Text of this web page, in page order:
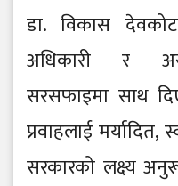
डा. विकास
अधिकारी र
सरसफाइमा साथ
प्रवाहलाई मर्यादित,
सरकारको लक्ष्य